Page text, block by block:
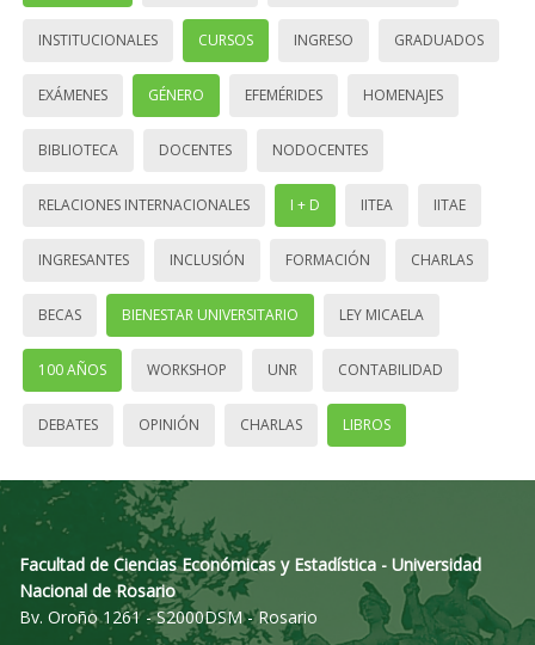
INSTITUCIONALES CURSOS INGRESO GRADUADOS
EXÁMENES GÉNERO EFEMÉRIDES HOMENAJES
BIBLIOTECA DOCENTES NODOCENTES
RELACIONES INTERNACIONALES I + D IITEA IITAE
INGRESANTES INCLUSIÓN FORMACIÓN CHARLAS
BECAS BIENESTAR UNIVERSITARIO LEY MICAELA
100 AÑOS WORKSHOP UNR CONTABILIDAD
DEBATES OPINIÓN CHARLAS LIBROS
Facultad de Ciencias Económicas y Estadística - Universidad
Nacional de Rosario
Bv. Oroño 1261 - S2000DSM - Rosario